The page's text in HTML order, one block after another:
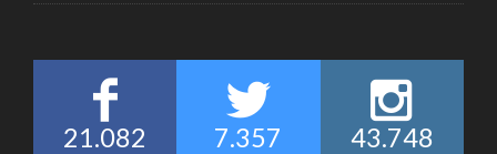
21.082 7.357 43.748